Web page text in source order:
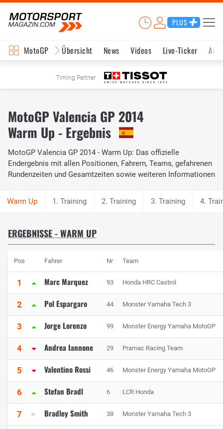
PLUS
MotoGP Übersicht News Videos Live-Ticker
Timing Partner
MotoGP Valencia GP 2014
Warm Up - Ergebnis
MotoGP Valencia GP 2014 - Warm Up: Das offizielle
Endergebnis mit allen Positionen, Fahrern, Teams, gefahrenen
Rundenzeiten und Gesamtzeiten sowie weiteren Informationen
1. Training 2. Training 3. Training 4.
ERGEBNISSE - WARM UP
Pos Fahrer Nr Team
1 Marc Marquez 93 Honda HRC Castrol
2 Pol Espargaro 44 Monster Yamaha Tech 3
3 Jorge Lorenzo 99 Monster Energy Yamaha MotoGP
4 Andrea Iannone 29 Pramac Racing Team
5 Valentino Rossi 46 Monster Energy Yamaha MotoGP
6 Stefan Bradl 6 LCR Honda
7 Bradley Smith 38 Monster Yamaha Tech 3